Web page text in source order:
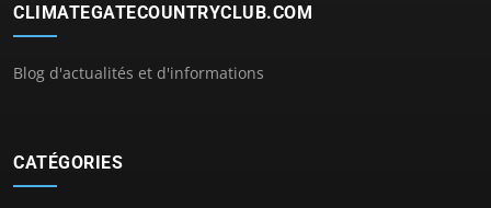
CLIMATEGATECOUNTRYCLUB.COM
Blog d'actualités et d'informations
CATÉGORIES